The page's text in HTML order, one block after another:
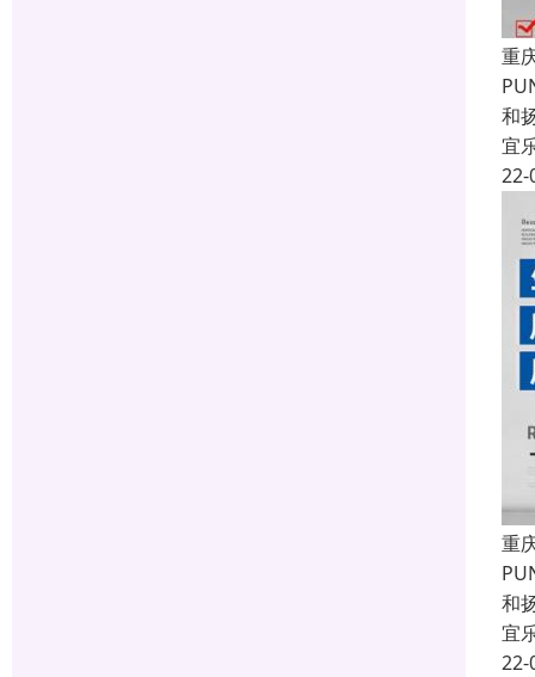
重
和
宜
22-
重
和
宜
22-